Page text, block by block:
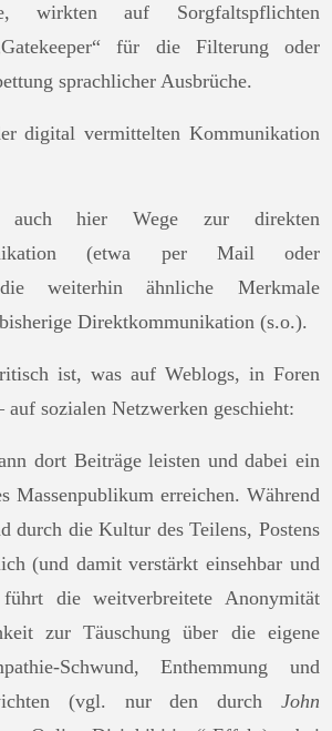
wirkten auf Sorgfaltspflichten
für die Filterung oder
sprachlicher Ausbrüche.
digital vermittelten Kommunikation
hier Wege zur direkten
(etwa per Mail oder
weiterhin ähnliche Merkmale
Direktkommunikation (s.o.).
ist, was auf Weblogs, in Foren
auf sozialen Netzwerken geschieht:
dort Beiträge leisten und dabei ein
Massenpublikum erreichen. Während
durch die Kultur des Teilens, Postens
(und damit verstärkt einsehbar und
die weitverbreitete Anonymität
zur Täuschung über die eigene
Schwund, Enthemmung und
(vgl. nur den durch John